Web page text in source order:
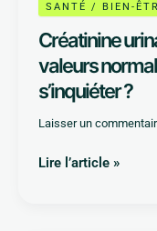
SANTÉ / BIEN-
Créatinine
valeurs
s’inquiéter ?
Laisser un
les
valeurs
normales
et
quand
faut-
s’inquiéter
Lire l’article »